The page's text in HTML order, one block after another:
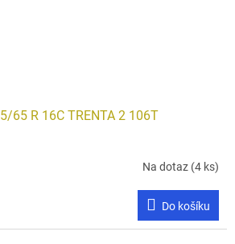
65 R 16C TRENTA 2 106T
Na dotaz (4 ks)
Do košíku